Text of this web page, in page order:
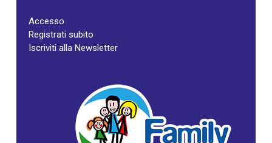
Accesso
Registrati subito
Iscriviti alla Newsletter